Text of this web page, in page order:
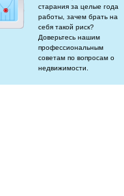
старания за целые года
работы, зачем брать на
себя такой риск?
Доверьтесь нашим
профессиональным
советам по вопросам о
недвижимости.